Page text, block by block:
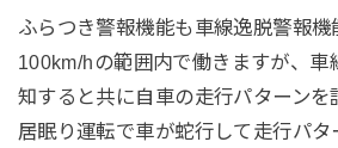
ふらつき警報機能も車線逸脱警報
100km/hの範囲内で働きますが、車
知すると共に自車の走行パターンを
居眠り運転で車が蛇行して走行パタ